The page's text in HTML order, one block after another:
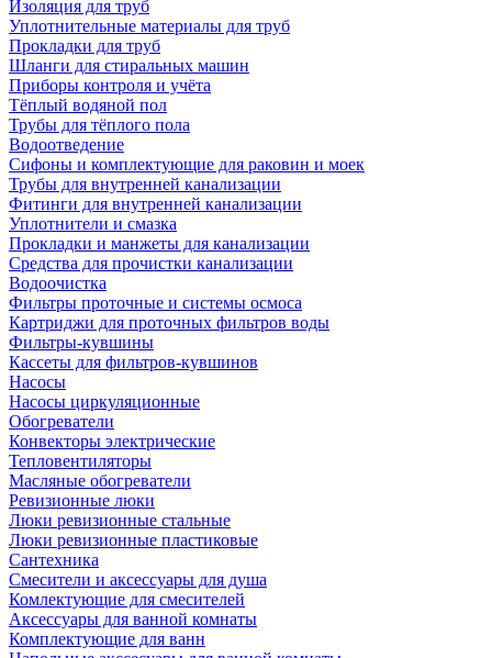
Изоляция для труб
Уплотнительные материалы для труб
Прокладки для труб
Шланги для стиральных машин
Приборы контроля и учёта
Тёплый водяной пол
Трубы для тёплого пола
Водоотведение
Сифоны и комплектующие для раковин и моек
Трубы для внутренней канализации
Фитинги для внутренней канализации
Уплотнители и смазка
Прокладки и манжеты для канализации
Средства для прочистки канализации
Водоочистка
Фильтры проточные и системы осмоса
Картриджи для проточных фильтров воды
Фильтры-кувшины
Кассеты для фильтров-кувшинов
Насосы
Насосы циркуляционные
Обогреватели
Конвекторы электрические
Тепловентиляторы
Масляные обогреватели
Ревизионные люки
Люки ревизионные стальные
Люки ревизионные пластиковые
Сантехника
Смесители и аксессуары для душа
Комлектующие для смесителей
Аксессуары для ванной комнаты
Комплектующие для ванн